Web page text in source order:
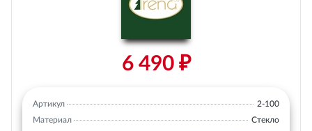
6 490 ₽
Артикул
2-100
Материал
Стекло